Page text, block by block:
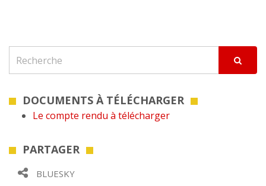
DOCUMENTS À TÉLÉCHARGER
Le compte rendu à télécharger
PARTAGER
BLUESKY